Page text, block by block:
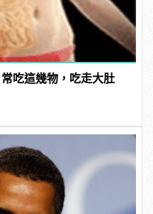
吃這幾物，吃走大肚